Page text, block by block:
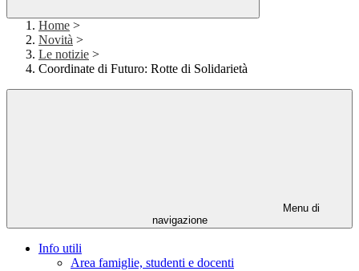
Home >
Novità >
Le notizie >
Coordinate di Futuro: Rotte di Solidarietà
Menu di
navigazione
Info utili
Area famiglie, studenti e docenti